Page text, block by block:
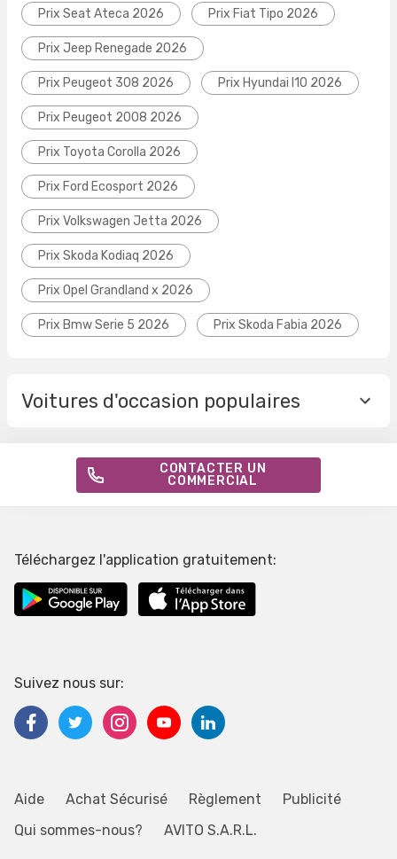
Prix Seat Ateca 2026 Prix Fiat Tipo 2026
Prix Jeep Renegade 2026
Prix Peugeot 308 2026 Prix Hyundai I10 2026
Prix Peugeot 2008 2026
Prix Toyota Corolla 2026
Prix Ford Ecosport 2026
Prix Volkswagen Jetta 2026
Prix Skoda Kodiaq 2026
Prix Opel Grandland x 2026
Prix Bmw Serie 5 2026 Prix Skoda Fabia 2026
Voitures d'occasion populaires
CONTACTER UN
COMMERCIAL
Aide Achat Sécurisé Règlement
Publicité
Qui sommes-nous?
AVITO S.A.R.L.
Téléchargez l'application gratuitement:
Suivez nous sur: